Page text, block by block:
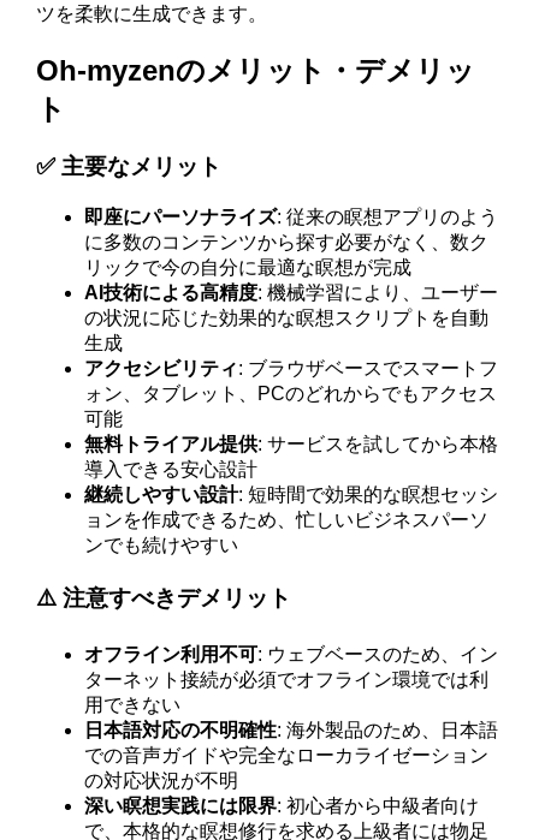
ツを柔軟に生成できます。
Oh-myzenのメリット・デメリッ
ト
✅ 主要なメリット
即座にパーソナライズ: 従来の瞑想アプリのよう
に多数のコンテンツから探す必要がなく、数ク
リックで今の自分に最適な瞑想が完成
AI技術による高精度: 機械学習により、ユーザー
の状況に応じた効果的な瞑想スクリプトを自動
生成
アクセシビリティ: ブラウザベースでスマートフ
ォン、タブレット、PCのどれからでもアクセス
可能
無料トライアル提供: サービスを試してから本格
導入できる安心設計
継続しやすい設計: 短時間で効果的な瞑想セッシ
ョンを作成できるため、忙しいビジネスパーソ
ンでも続けやすい
⚠️ 注意すべきデメリット
オフライン利用不可: ウェブベースのため、イン
ターネット接続が必須でオフライン環境では利
用できない
日本語対応の不明確性: 海外製品のため、日本語
での音声ガイドや完全なローカライゼーション
の対応状況が不明
深い瞑想実践には限界: 初心者から中級者向け
で、本格的な瞑想修行を求める上級者には物足